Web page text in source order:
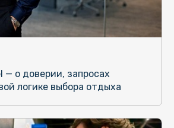
— о доверии, запросах
логике выбора отдыха